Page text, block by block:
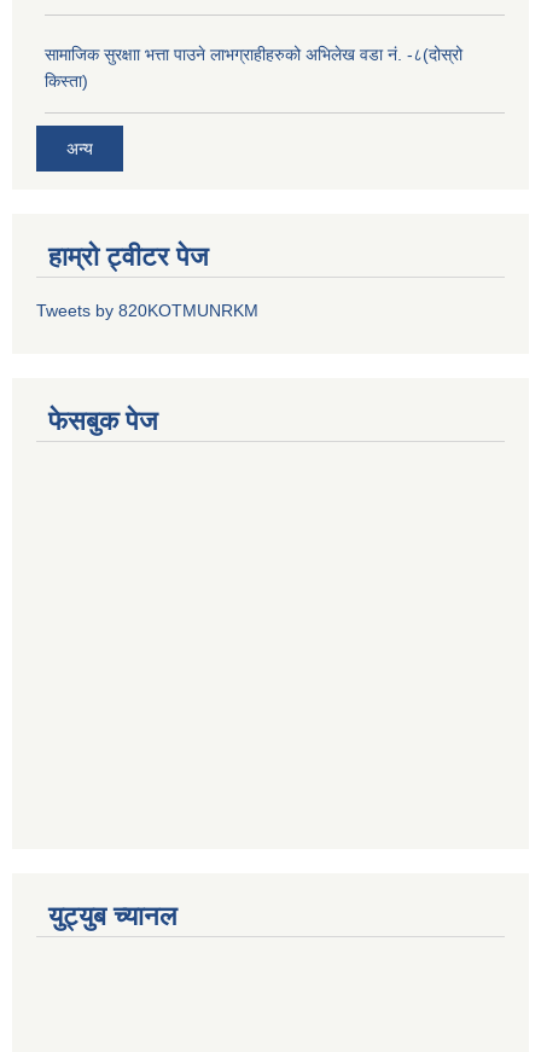
सामाजिक सुरक्षाा भत्ता पाउने लाभग्राहीहरुको अभिलेख वडा नं. -८(दोस्रो
किस्ता)
अन्य
हाम्रो ट्वीटर पेज
Tweets by 820KOTMUNRKM
फेसबुक पेज
युट्युब च्यानल